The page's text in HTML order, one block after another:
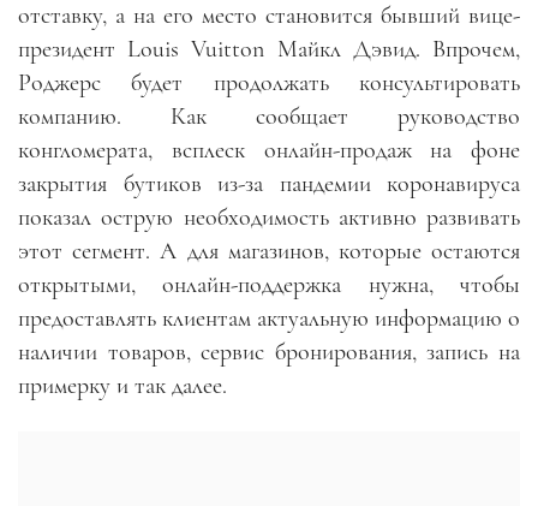
отставку, а на его место становится бывший вице-
президент Louis Vuitton Майкл Дэвид. Впрочем,
Роджерс будет продолжать консультировать
компанию. Как сообщает руководство
конгломерата, всплеск онлайн-продаж на фоне
закрытия бутиков из-за пандемии коронавируса
показал острую необходимость активно развивать
этот сегмент. А для магазинов, которые остаются
открытыми, онлайн-поддержка нужна, чтобы
предоставлять клиентам актуальную информацию о
наличии товаров, сервис бронирования, запись на
примерку и так далее.